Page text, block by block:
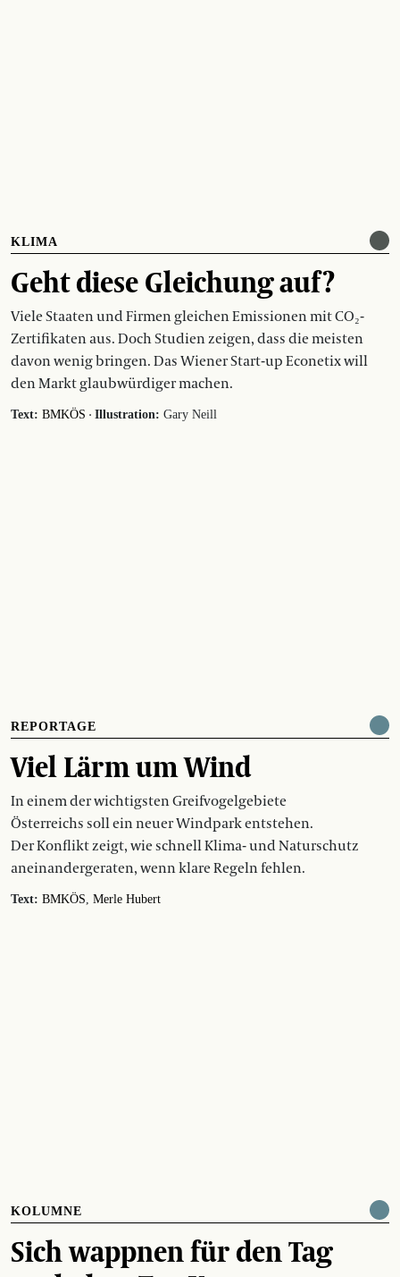
KLIMA
Geht diese Gleichung auf?
Viele Staaten und Firmen gleichen Emissionen mit CO₂-
Zertifikaten aus. Doch Studien zeigen, dass die meisten
davon wenig bringen. Das Wiener Start-up Econetix will
den Markt glaubwürdiger machen.
Text: BMKÖS · Illustration: Gary Neill
REPORTAGE
Viel Lärm um Wind
In einem der wichtigsten Greifvogelgebiete
Österreichs soll ein neuer Windpark entstehen.
Der Konflikt zeigt, wie schnell Klima- und Naturschutz
aneinandergeraten, wenn klare Regeln fehlen.
Text: BMKÖS Merle Hubert
KOLUMNE
Sich wappnen für den Tag